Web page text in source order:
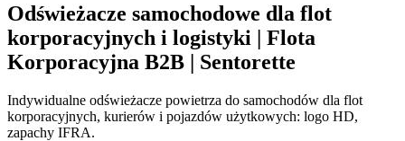
Odświeżacze samochodowe dla flot
korporacyjnych i logistyki | Flota
Korporacyjna B2B | Sentorette
Indywidualne odświeżacze powietrza do samochodów dla flot
korporacyjnych, kurierów i pojazdów użytkowych: logo HD,
zapachy IFRA.